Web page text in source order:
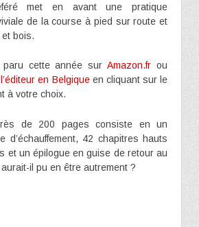
met en avant une pratique
de la course à pied sur route et
bois.
paru cette année surAmazon.fr ou
en Belgiqueen cliquant sur le
à votre choix.
de 200 pages consiste en un
d’échauffement, 42 chapitres hauts
et un épilogue en guise de retour au
il pu en être autrement ?